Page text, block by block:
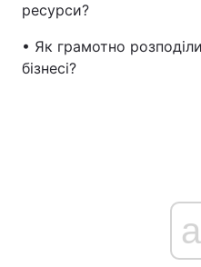
ресурси?
• Як грамотно
бізнесі?